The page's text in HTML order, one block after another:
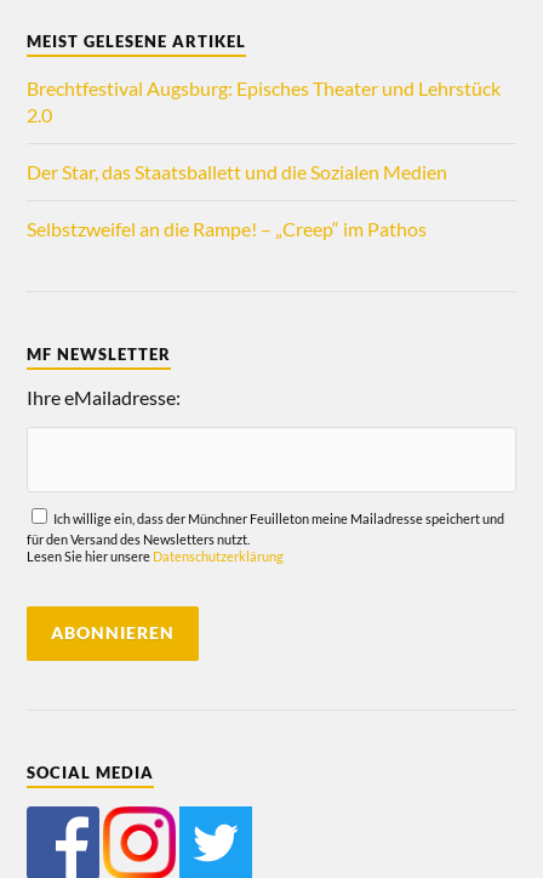
MEIST GELESENE ARTIKEL
Brechtfestival Augsburg: Episches Theater und Lehrstück
2.0
Der Star, das Staatsballett und die Sozialen Medien
Selbstzweifel an die Rampe! – „Creep“ im Pathos
MF NEWSLETTER
Ihre eMailadresse:
Ich willige ein, dass der Münchner Feuilleton meine Mailadresse speichert und
für den Versand des Newsletters nutzt.
Lesen Sie hier unsere Datenschutzerklärung
SOCIAL MEDIA